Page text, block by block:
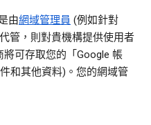
由網域管理員 (例如針對
管，則對貴機構提供使用者
可存取您的「Google 帳
和其他資料)。您的網域管